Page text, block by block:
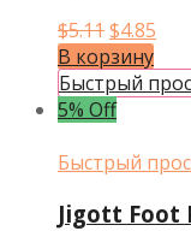
$5.11
цена
$5.11.
$4.85
В корзину
Быстрый
5% Off
Быстрый
Jigott Foot